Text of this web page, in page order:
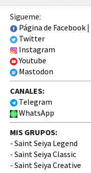
Sigueme:
Página de Facebook |
Twitter
Instagram
Youtube
Mastodon
CANALES:
Telegram
WhatsApp
MIS GRUPOS:
- Saint Seiya Legend
- Saint Seiya Classic
- Saint Seiya Creative